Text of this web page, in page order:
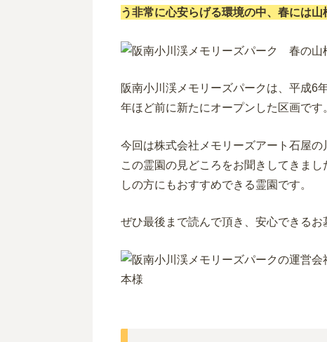
う非常に心安らげる環境の中、春には
阪南小川渓メモリーズパークは、平成6
年ほど前に新たにオープンした区画です
今回は株式会社メモリーズアート石屋の
この霊園の見どころをお聞きしてきま
しの方にもおすすめできる霊園です。
ぜひ最後まで読んで頂き、安心できるお